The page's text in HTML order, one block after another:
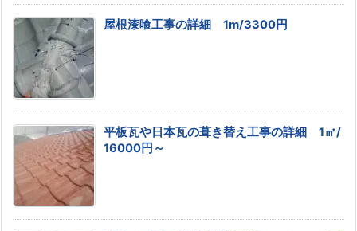
屋根漆喰工事の詳細 1m/3300円
平板瓦や日本瓦の葺き替え工事の詳細 1㎡/
16000円～